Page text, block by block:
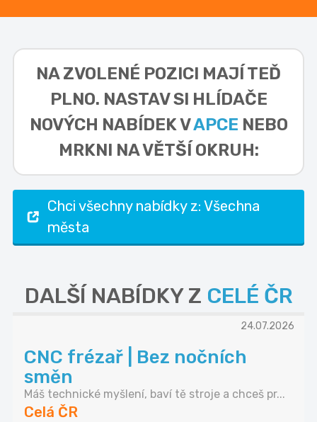
NA ZVOLENÉ POZICI MAJÍ TEĎ
PLNO. NASTAV SI HLÍDAČE
NOVÝCH NABÍDEK VAPCE NEBO
MRKNI NA VĚTŠÍ OKRUH:
Chci všechny nabídky z: Všechna
města
DALŠÍ NABÍDKY Z CELÉ ČR
24.07.2026
CNC frézař | Bez nočních
směn
Máš technické myšlení, baví tě stroje a chceš pr...
Celá ČR